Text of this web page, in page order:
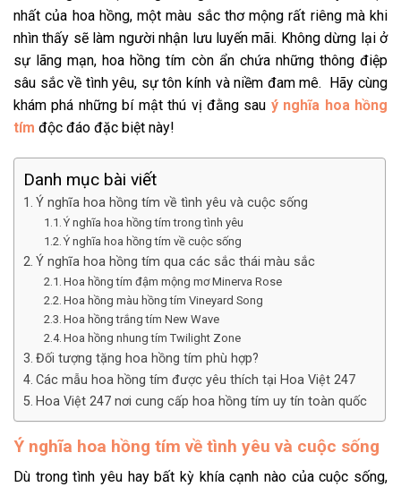
nhất của hoa hồng, một màu sắc thơ mộng rất riêng mà khi
nhìn thấy sẽ làm người nhận lưu luyến mãi. Không dừng lại ở
sự lãng mạn, hoa hồng tím còn ẩn chứa những thông điệp
sâu sắc về tình yêu, sự tôn kính và niềm đam mê. Hãy cùng
khám phá những bí mật thú vị đằng sau ý nghĩa hoa hồng
tím độc đáo đặc biệt này!
Danh mục bài viết
Ý nghĩa hoa hồng tím về tình yêu và cuộc sống
Ý nghĩa hoa hồng tím trong tình yêu
Ý nghĩa hoa hồng tím về cuộc sống
Ý nghĩa hoa hồng tím qua các sắc thái màu sắc
Hoa hồng tím đậm mộng mơ Minerva Rose
Hoa hồng màu hồng tím Vineyard Song
Hoa hồng trắng tím New Wave
Hoa hồng nhung tím Twilight Zone
Đối tượng tặng hoa hồng tím phù hợp?
Các mẫu hoa hồng tím được yêu thích tại Hoa Việt 247
Hoa Việt 247 nơi cung cấp hoa hồng tím uy tín toàn quốc
Ý nghĩa hoa hồng tím về tình yêu và cuộc sống
Dù trong tình yêu hay bất kỳ khía cạnh nào của cuộc sống,